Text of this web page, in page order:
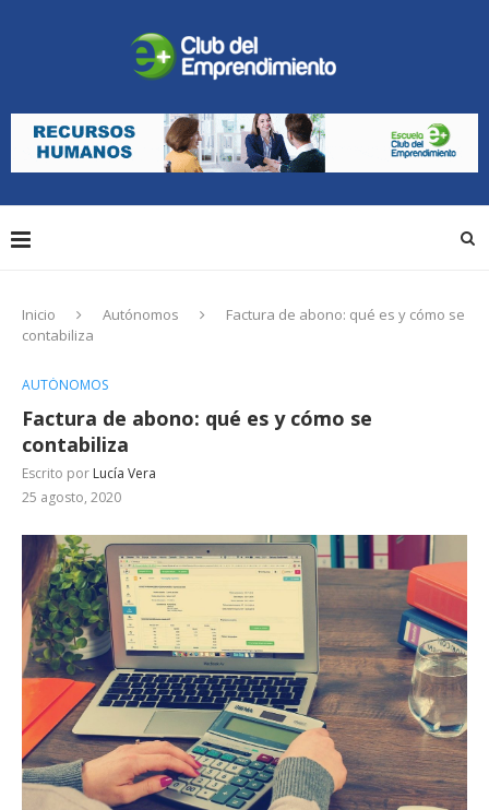
Inicio Autónomos
Factura de abono: qué es y cómo se
contabiliza
AUTÓNOMOS
Factura de abono: qué es y cómo se
contabiliza
Escrito por Lucía Vera
25 agosto, 2020